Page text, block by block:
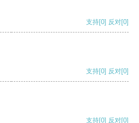
支持[0] 反对[0]
支持[0] 反对[0]
支持[0] 反对[0]